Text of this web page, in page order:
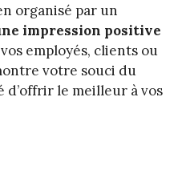
organisé par un
impression positive
employés, clients ou
votre souci du
le meilleur à vos